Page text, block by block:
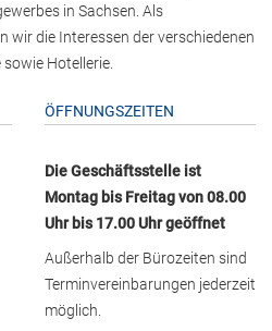
in Sachsen. Als
wir die Interessen der verschiedenen
Hotellerie.
ÖFFNUNGSZEITEN
Die Geschäftsstelle ist
Montag bis Freitag von 08.00
Uhr bis 17.00 Uhr geöffnet
Außerhalb der Bürozeiten sind
Terminvereinbarungen jederzeit
möglich.